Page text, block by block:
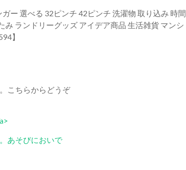
ー 選べる 32ピンチ 42ピンチ 洗濯物 取り込み 時間
ランドリーグッズ アイデア商品 生活雑貨 マンシ
】
こちらからどうぞ
あそびにおいで